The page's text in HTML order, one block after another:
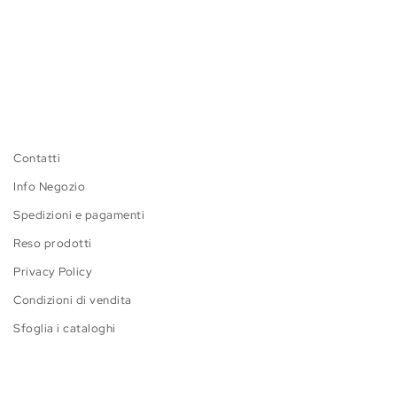
Contatti
Info Negozio
Spedizioni e pagamenti
Reso prodotti
Privacy Policy
Condizioni di vendita
Sfoglia i cataloghi